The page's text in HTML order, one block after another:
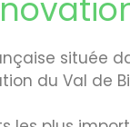
située
du Val de